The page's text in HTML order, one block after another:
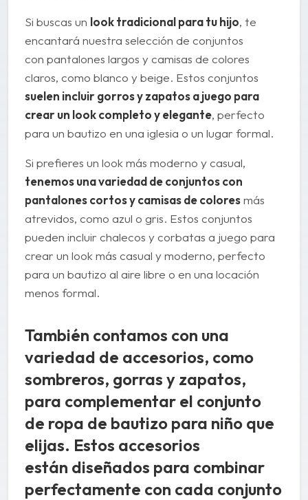
Si buscas un look tradicional para tu hijo, te
encantará nuestra selección de conjuntos
con pantalones largos y camisas de colores
claros, como blanco y beige. Estos conjuntos
suelen incluir gorros y zapatos a juego para
crear un look completo y elegante, perfecto
para un bautizo en una iglesia o un lugar formal.
Si prefieres un look más moderno y casual,
tenemos una variedad de conjuntos con
pantalones cortos y camisas de coloresmás
atrevidos, como azul o gris. Estos conjuntos
pueden incluir chalecos y corbatas a juego para
crear un look más casual y moderno, perfecto
para un bautizo al aire libre o en una locación
menos formal.
También contamos con una
variedad de accesorios, como
sombreros, gorras y zapatos,
para complementar el conjunto
de ropa de bautizo para niño que
elijas. Estos accesorios
están diseñados para combinar
perfectamente con cada conjunto